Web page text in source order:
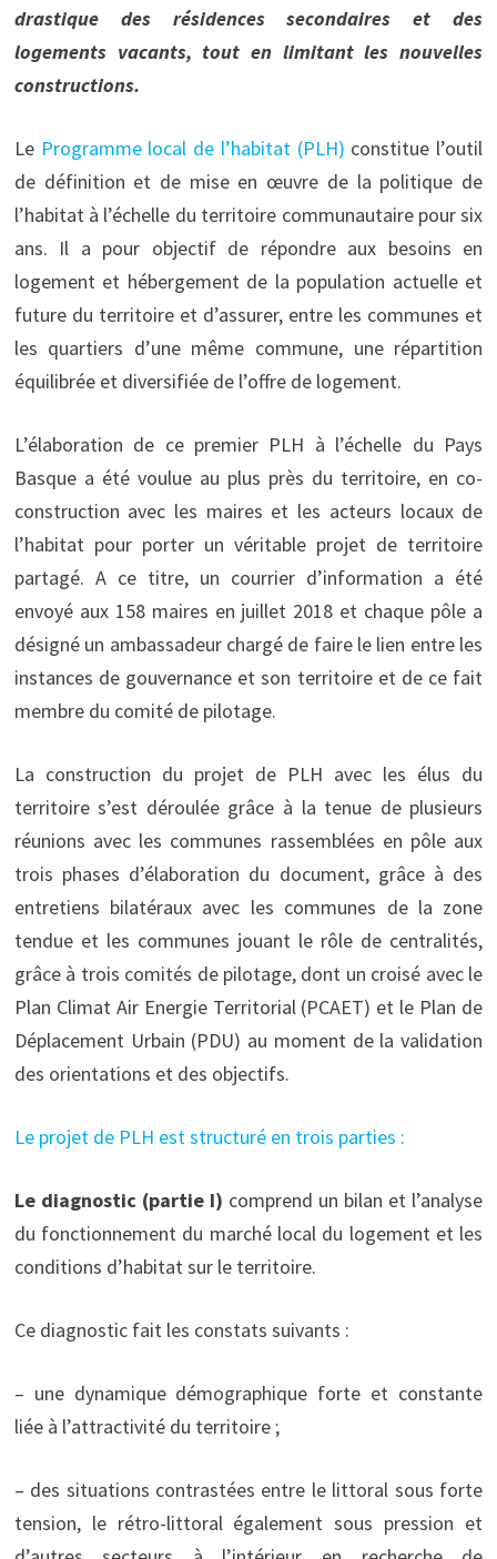
drastique des résidences secondaires et des
logements vacants, tout en limitant les nouvelles
constructions.
Le Programme local de l’habitat (PLH) constitue l’outil
de définition et de mise en œuvre de la politique de
l’habitat à l’échelle du territoire communautaire pour six
ans. Il a pour objectif de répondre aux besoins en
logement et hébergement de la population actuelle et
future du territoire et d’assurer, entre les communes et
les quartiers d’une même commune, une répartition
équilibrée et diversifiée de l’offre de logement.
L’élaboration de ce premier PLH à l’échelle du Pays
Basque a été voulue au plus près du territoire, en co-
construction avec les maires et les acteurs locaux de
l’habitat pour porter un véritable projet de territoire
partagé. A ce titre, un courrier d’information a été
envoyé aux 158 maires en juillet 2018 et chaque pôle a
désigné un ambassadeur chargé de faire le lien entre les
instances de gouvernance et son territoire et de ce fait
membre du comité de pilotage.
La construction du projet de PLH avec les élus du
territoire s’est déroulée grâce à la tenue de plusieurs
réunions avec les communes rassemblées en pôle aux
trois phases d’élaboration du document, grâce à des
entretiens bilatéraux avec les communes de la zone
tendue et les communes jouant le rôle de centralités,
grâce à trois comités de pilotage, dont un croisé avec le
Plan Climat Air Energie Territorial (PCAET) et le Plan de
Déplacement Urbain (PDU) au moment de la validation
des orientations et des objectifs.
Le projet de PLH est structuré en trois parties :
Le diagnostic (partie I) comprend un bilan et l’analyse
du fonctionnement du marché local du logement et les
conditions d’habitat sur le territoire.
Ce diagnostic fait les constats suivants :
– une dynamique démographique forte et constante
liée à l’attractivité du territoire ;
– des situations contrastées entre le littoral sous forte
tension, le rétro-littoral également sous pression et